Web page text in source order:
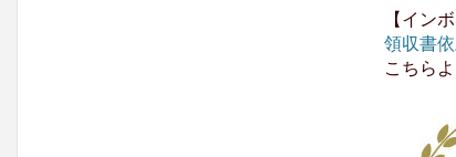
【イン
領収書
こちら